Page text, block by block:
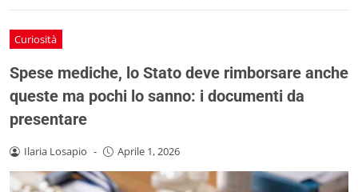
Curiosità
Spese mediche, lo Stato deve rimborsare anche
queste ma pochi lo sanno: i documenti da
presentare
Ilaria Losapio - Aprile 1, 2026